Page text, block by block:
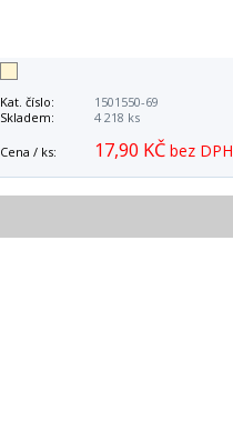
Kat. číslo:
1501550-69
Skladem:
4 218 ks
Cena / ks: 17,90 KČ bez DPH